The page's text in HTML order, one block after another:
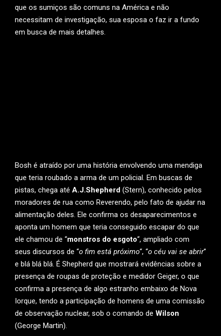
que os sumiços são comuns na América e não
necessitam de investigação, sua esposa o faz ir a fundo
em busca de mais detalhes.
Bosh é atraído por uma história envolvendo uma mendiga
que teria roubado a arma de um policial. Em buscas de
pistas, chega até A.J.Shepherd (Stern), conhecido pelos
moradores de rua como Reverendo, pelo fato de ajudar na
alimentação deles. Ele confirma os desaparecimentos e
aponta um homem que teria conseguido escapar do que
ele chamou de “monstros do esgoto“, ampliado com
seus discursos de “o fim está próximo“, “o céu vai se abrir”
e blá blá blá. É Shepherd que mostrará evidências sobre a
presença de roupas de proteção e medidor Geiger, o que
confirma a presença de algo estranho embaixo de Nova
Iorque, tendo a participação de homens de uma comissão
de observação nuclear, sob o comando de Wilson
(George Martin).